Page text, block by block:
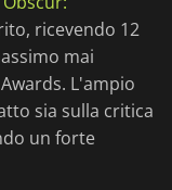
ricevendo 12
mai
L'ampio
sia sulla critica
un forte